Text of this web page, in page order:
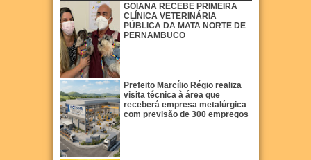
GOIANA RECEBE PRIMEIRA
CLÍNICA VETERINÁRIA
PÚBLICA DA MATA NORTE DE
PERNAMBUCO
Prefeito Marcílio Régio realiza
visita técnica à área que
receberá empresa metalúrgica
com previsão de 300 empregos